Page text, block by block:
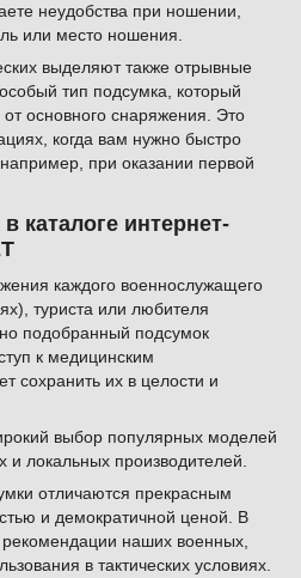
неудобства при ношении,
или место ношения.
выделяют также отрывные
тип подсумка, который
основного снаряжения. Это
когда вам нужно быстро
например, при оказании первой
каталоге интернет-
каждого военнослужащего
туриста или любителя
подобранный подсумок
к медицинским
сохранить их в целости и
выбор популярных моделей
локальных производителей.
отличаются прекрасным
и демократичной ценой. В
наших военных,
в тактических условиях.